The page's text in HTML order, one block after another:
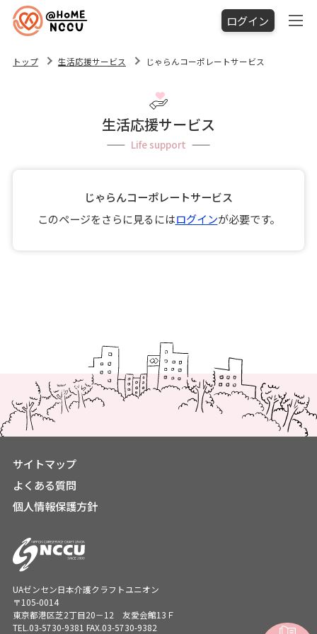
ログイン
トップ 生活応援サービス じゃらんコーポレートサービス
生活応援サービス
Life support
じゃらんコーポレートサービス
このページをさらに見るにはログインが必要です。
サイトマップ
よくある質問
個人情報保護方針
UAゼンセン日本介護クラフトユニオン
〒105-0014
東京都港区芝2丁目20－12 友愛会館13Ｆ
TEL.03-5730-9381 FAX.03-5730-9382